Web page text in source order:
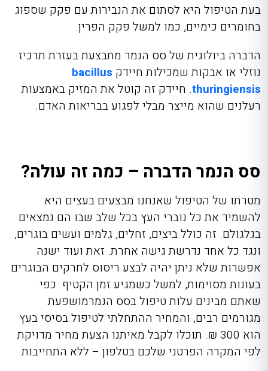
בעת הטיפול היא לסתום את הנבירות עם פקק שספוג
בחומרים כימיים, כמו למשל פקק הפרין.
הדברה ביולוגית של סס הנמר מתבצעת בעזרת תרכיז
נוזלי או אבקות שמכילות חיידק bacillus
thuringiensis. חיידק זה קוטל את המזיק באמצעות
רעלנים שהוא מייצר מבלי לפגוע בבריאות האדם.
סס הנמר הדברה – כמה זה עולה?
מטרתו של הטיפול שאנחנו מבצעים בעצים היא
להשמיד את כל נוברי העץ בכל שלב שבו הם נמצאים
בגלגולם. זה כולל ביצים, זחלים, גלמים ועשים בוגרים,
ונגד כל אחד נדרשת גישה אחרת. זאת ועוד ישנה
אפשרות שלא ניתן יהיה לבצע ריסוס לחרקים הבוגרים
בעונות מסוימות, למשל כשמגיע זמן הקטיף. כפי
שאתם מבינים עלות טיפול בסס הנמרמושפעת
מגורמים רבים, והמחיר ההתחלתי לטיפול בסיסי בעץ
הוא 300 ₪. תוכלו לקבל מאיתנו הצעת מחיר מדויקת
לפי המקרה הפרטני שלכם בטלפון – ללא התחייבות.